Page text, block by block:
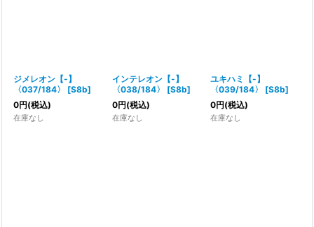
ジメレオン【-】
〈037/184〉
[S8b]
0円(税込)
在庫なし
インテレオン【-】
〈038/184〉
[S8b]
0円(税込)
在庫なし
ユキハミ【-】
〈039/184〉
[S8b]
0円(税込)
在庫なし